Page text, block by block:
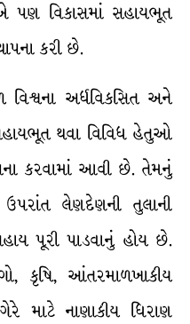
પણ વિકાસમાં સહાયભૂત
કરી છે.
વિશ્વના અર્ધવિકસિત અને
થવા વિવિધ હેતુઓ
કરવામાં આવી છે. તેમનું
ઉપરાંત લેણદેણની તુલાની
પૂરી પાડવાનું હોય છે.
કૃષિ, આંતરમાળખાકીય
માટે નાણાકીય ધિરાણ